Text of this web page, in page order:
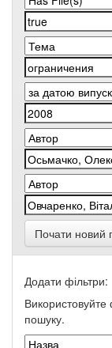
Почати новий
Додати фільтри:
Використовуйте
пошуку.